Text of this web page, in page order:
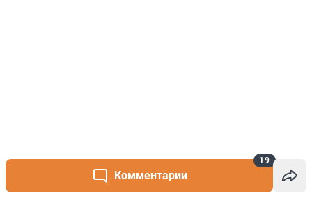
Комментарии
19